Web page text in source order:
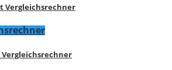
Vergleichsrechner